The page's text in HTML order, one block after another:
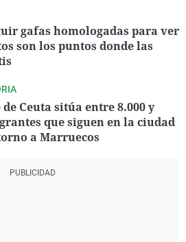
gafas homologadas para ver
son los puntos donde las
Ceuta sitúa entre 8.000 y
que siguen en la ciudad
a Marruecos